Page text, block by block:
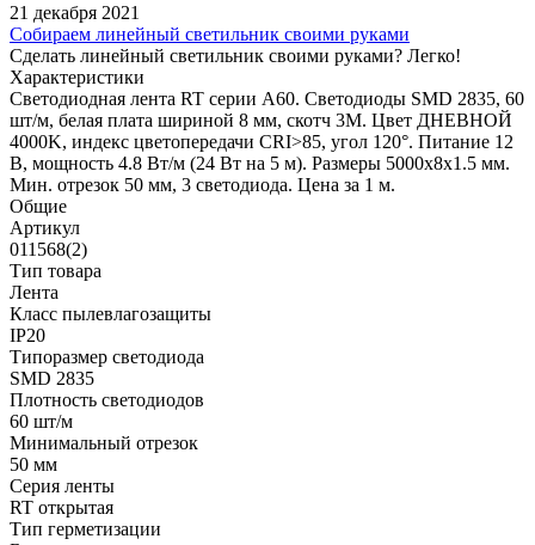
21 декабря 2021
Собираем линейный светильник своими руками
Сделать линейный светильник своими руками? Легко!
Характеристики
Светодиодная лента RT серии A60. Светодиоды SMD 2835, 60
шт/м, белая плата шириной 8 мм, скотч 3M. Цвет ДНЕВНОЙ
4000K, индекс цветопередачи CRI>85, угол 120°. Питание 12
В, мощность 4.8 Вт/м (24 Вт на 5 м). Размеры 5000x8x1.5 мм.
Мин. отрезок 50 мм, 3 светодиода. Цена за 1 м.
Общие
Артикул
011568(2)
Тип товара
Лента
Класс пылевлагозащиты
IP20
Типоразмер светодиода
SMD 2835
Плотность светодиодов
60 шт/м
Минимальный отрезок
50 мм
Серия ленты
RT открытая
Тип герметизации